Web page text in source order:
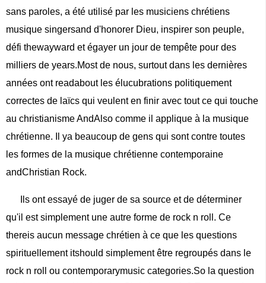
sans paroles, a été utilisé par les musiciens chrétiens
musique singersand d'honorer Dieu, inspirer son peuple,
défi thewayward et égayer un jour de tempête pour des
milliers de years.Most de nous, surtout dans les dernières
années ont readabout les élucubrations politiquement
correctes de laïcs qui veulent en finir avec tout ce qui touche
au christianisme AndAlso comme il applique à la musique
chrétienne. Il ya beaucoup de gens qui sont contre toutes
les formes de la musique chrétienne contemporaine
andChristian Rock.
Ils ont essayé de juger de sa source et de déterminer
qu'il est simplement une autre forme de rock n roll. Ce
thereis aucun message chrétien à ce que les questions
spirituellement itshould simplement être regroupés dans le
rock n roll ou contemporarymusic categories.So la question